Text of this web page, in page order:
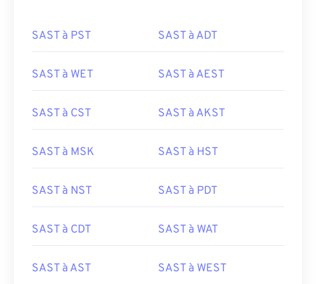
SAST à PST SAST à ADT
SAST à WET SAST à AEST
SAST à CST SAST à AKST
SAST à MSK SAST à HST
SAST à NST SAST à PDT
SAST à CDT SAST à WAT
SAST à AST SAST à WEST